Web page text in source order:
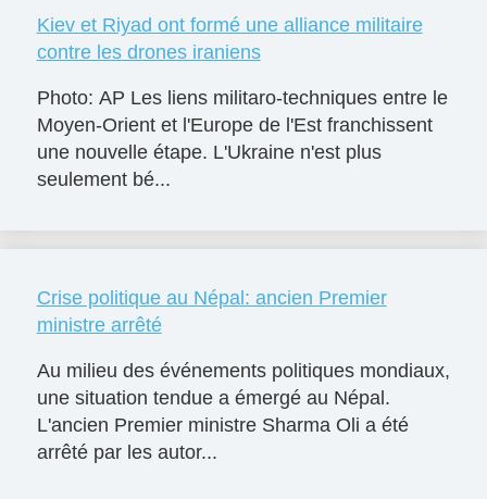
Kiev et Riyad ont formé une alliance militaire
contre les drones iraniens
Photo: AP Les liens militaro-techniques entre le
Moyen-Orient et l'Europe de l'Est franchissent
une nouvelle étape. L'Ukraine n'est plus
seulement bé...
Crise politique au Népal: ancien Premier
ministre arrêté
Au milieu des événements politiques mondiaux,
une situation tendue a émergé au Népal.
L'ancien Premier ministre Sharma Oli a été
arrêté par les autor...